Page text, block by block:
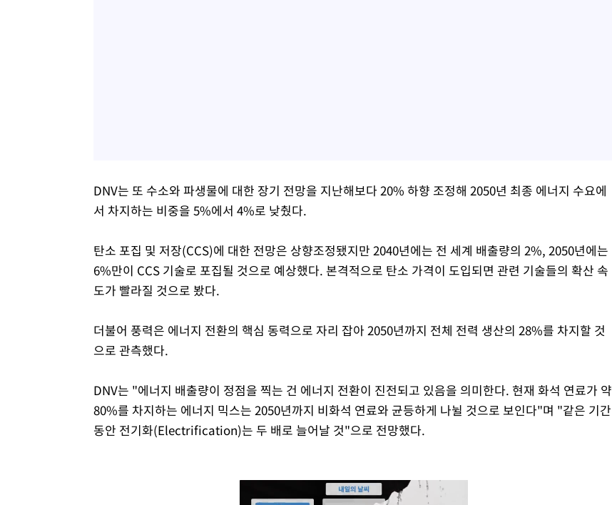
DNV는 또 수소와 파생물에 대한 장기 전망을 지난해보다 20% 하향 조정해 2050년 최종 에너지 수요에
서 차지하는 비중을 5%에서 4%로 낮췄다.
탄소 포집 및 저장(CCS)에 대한 전망은 상향조정됐지만 2040년에는 전 세계 배출량의 2%, 2050년에는
6%만이 CCS 기술로 포집될 것으로 예상했다. 본격적으로 탄소 가격이 도입되면 관련 기술들의 확산 속
도가 빨라질 것으로 봤다.
더불어 풍력은 에너지 전환의 핵심 동력으로 자리 잡아 2050년까지 전체 전력 생산의 28%를 차지할 것
으로 관측했다.
DNV는 "에너지 배출량이 정점을 찍는 건 에너지 전환이 진전되고 있음을 의미한다. 현재 화석 연료가 약
80%를 차지하는 에너지 믹스는 2050년까지 비화석 연료와 균등하게 나뉠 것으로 보인다"며 "같은 기간
동안 전기화(Electrification)는 두 배로 늘어날 것"으로 전망했다.